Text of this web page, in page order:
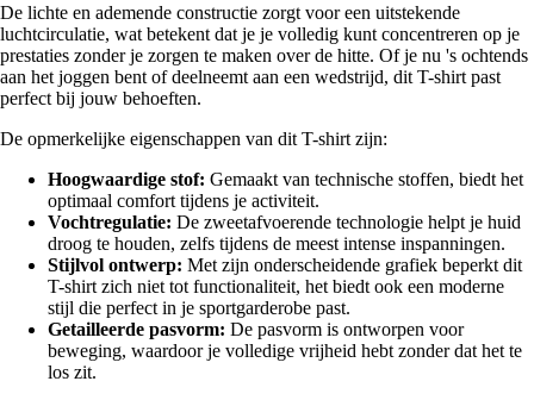
De lichte en ademende constructie zorgt voor een uitstekende
luchtcirculatie, wat betekent dat je je volledig kunt concentreren op je
prestaties zonder je zorgen te maken over de hitte. Of je nu 's ochtends
aan het joggen bent of deelneemt aan een wedstrijd, dit T-shirt past
perfect bij jouw behoeften.
De opmerkelijke eigenschappen van dit T-shirt zijn:
Hoogwaardige stof: Gemaakt van technische stoffen, biedt het
optimaal comfort tijdens je activiteit.
Vochtregulatie: De zweetafvoerende technologie helpt je huid
droog te houden, zelfs tijdens de meest intense inspanningen.
Stijlvol ontwerp: Met zijn onderscheidende grafiek beperkt dit
T-shirt zich niet tot functionaliteit, het biedt ook een moderne
stijl die perfect in je sportgarderobe past.
Getailleerde pasvorm: De pasvorm is ontworpen voor
beweging, waardoor je volledige vrijheid hebt zonder dat het te
los zit.